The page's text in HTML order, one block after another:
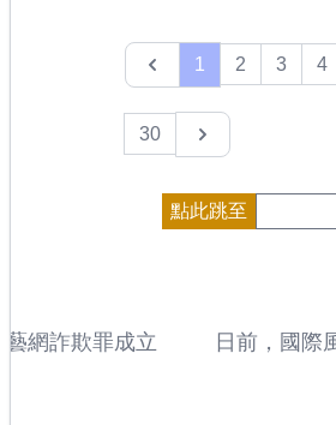
Previous
1 2 3 4
30 Next
點此跳至
欺罪成立
日前，國際風景